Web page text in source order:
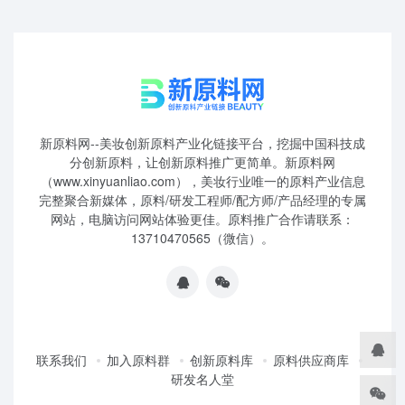
新原料网--美妆创新原料产业化链接平台，挖掘中国科技成
分创新原料，让创新原料推广更简单。新原料网
（www.xinyuanliao.com），美妆行业唯一的原料产业信息
完整聚合新媒体，原料/研发工程师/配方师/产品经理的专属
网站，电脑访问网站体验更佳。原料推广合作请联系：
13710470565（微信）。
联系我们 加入原料群 创新原料库
原料供应商库
研发名人堂